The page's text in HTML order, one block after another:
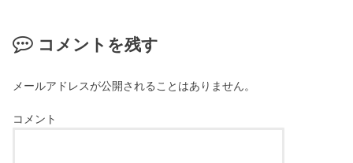
コメントを残す
メールアドレスが公開されることはありません。
コメント